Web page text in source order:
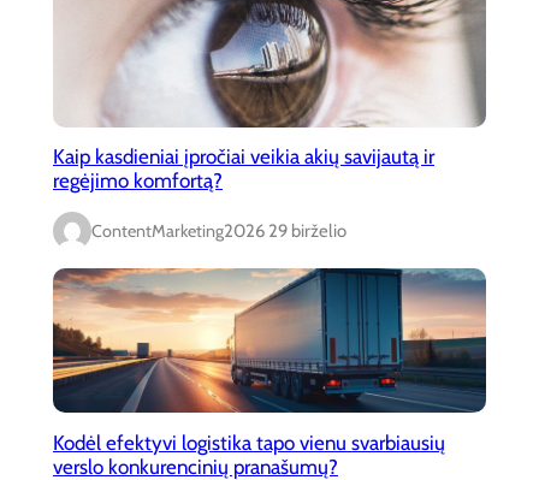
Kaip kasdieniai įpročiai veikia akių savijautą ir
regėjimo komfortą?
ContentMarketing2026 29 birželio
Kodėl efektyvi logistika tapo vienu svarbiausių
verslo konkurencinių pranašumų?